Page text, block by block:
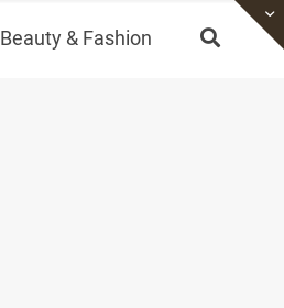
Beauty & Fashion